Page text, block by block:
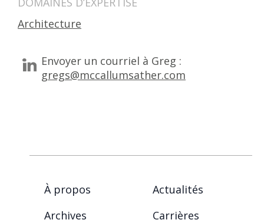
Architecture
Envoyer un courriel à Greg :
gregs@mccallumsather.com
À propos
Actualités
Archives
Carrières